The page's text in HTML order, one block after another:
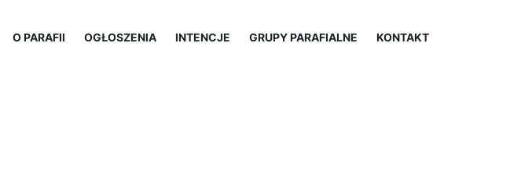
O PARAFII OGŁOSZENIA INTENCJE GRUPY PARAFIALNE KONTAKT